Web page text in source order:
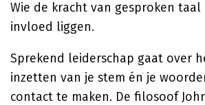
Wie de kracht van gesproken
invloed liggen.
Sprekend leiderschap gaat over
inzetten van je stem én je
contact te maken. De filosoof